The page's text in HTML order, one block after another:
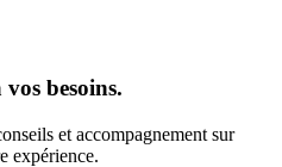
besoins.
et accompagnement sur
expérience.